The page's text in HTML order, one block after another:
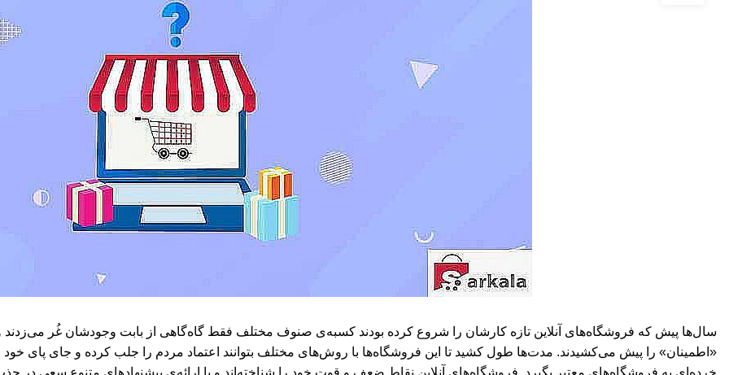
سال‌ها پیش که فروشگاه‌های آنلاین تازه کارشان را شروع کرده بودند کسبه‌ی صنوف مختلف فقط گاه‌گاهی از بابت وجودشان غُر
«اطمینان» را پیش می‌کشیدند. مدت‌ها طول کشید تا این فروشگاه‌ها با روش‌های مختلف بتوانند اعتماد مردم را جلب کرده و جای پای خود
خرده‌ای به فروشگاه‌های معتبر بگیرد. فروشگاه‌های آنلاین نقاط ضعف و قوت خود را شناخته‌اند و با ارائه‌ی پیشنهادهای متنوع سعی در